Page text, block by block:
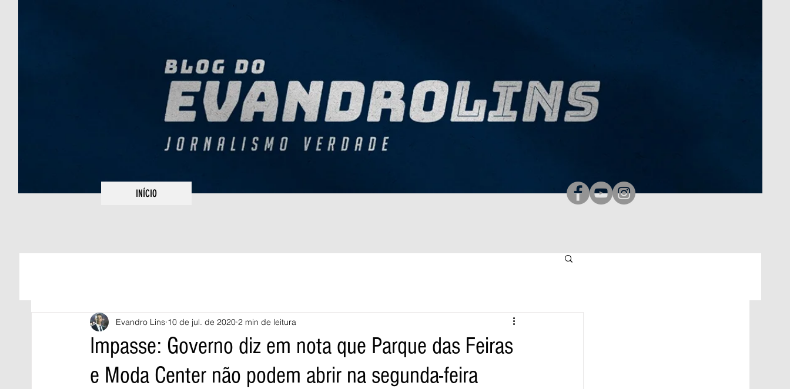
INÍCIO
Impasse: Governo diz em nota que Parque das Feiras
e Moda Center não podem abrir na segunda-feira
Evandro Lins 10 de jul. de 2020 2 min de leitura